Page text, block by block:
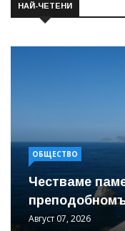
НАЙ-ЧЕТЕНИ
ОБЩЕСТВО
Честваме
Август 07, 2026